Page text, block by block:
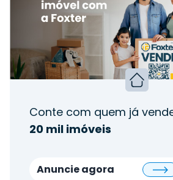
Conte com quem já
20 mil imóveis
Anuncie agora